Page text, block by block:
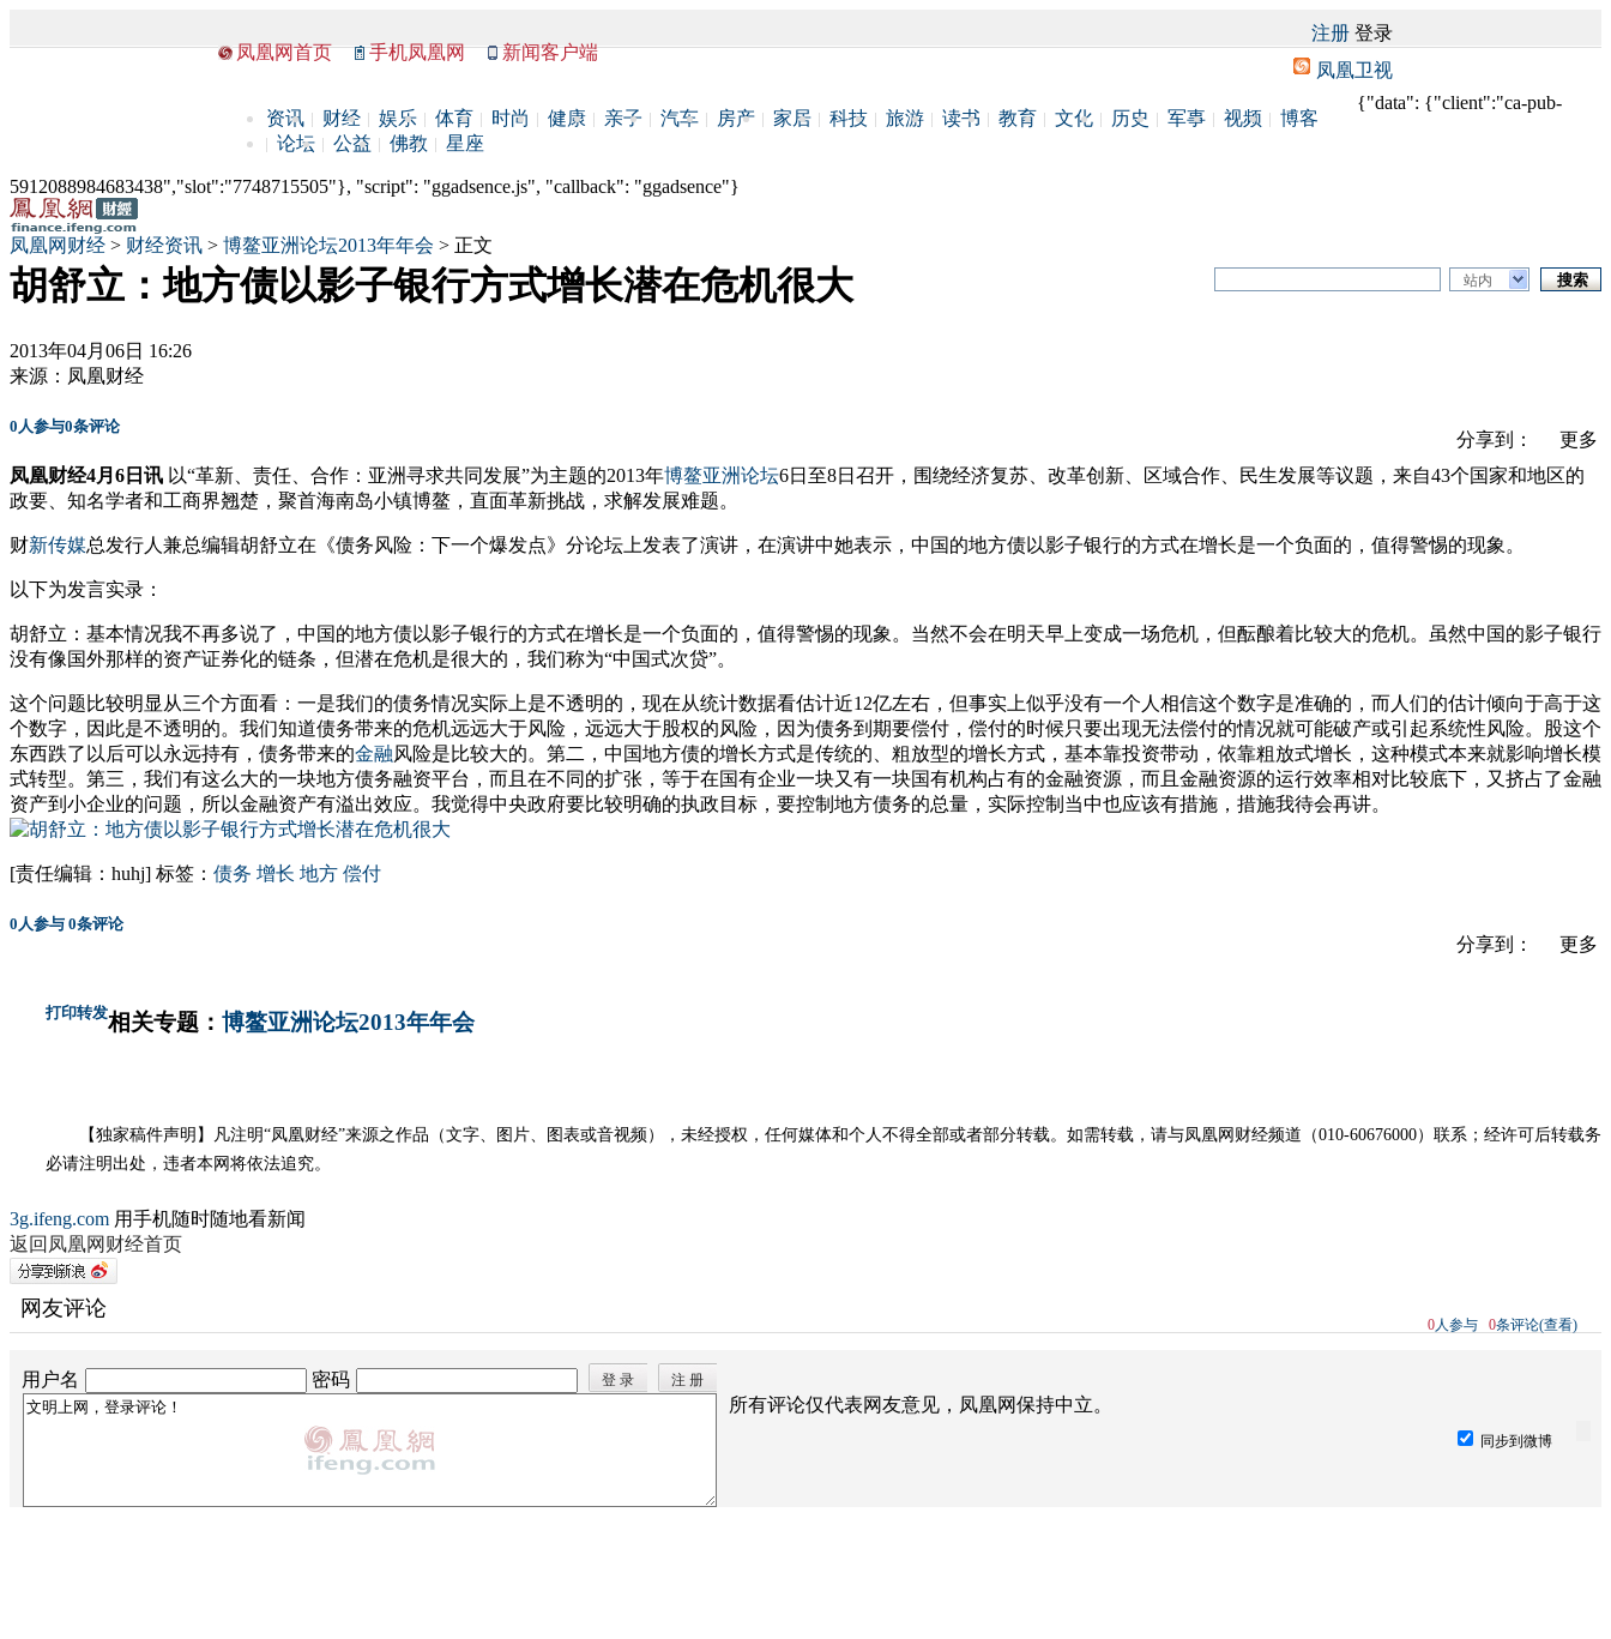
凤凰网首页 手机凤凰网 新闻客户端
注册 登录
凤凰卫视
资讯 财经 娱乐 体育 时尚 健康 亲子 汽车 房产 家居 科技 旅游 读书 教育 文化 历史 军事 视频
博客
论坛
公益 佛教 星座
{"data": {"client":"ca-pub-
5912088984683438","slot":"7748715505"}, "script": "ggadsence.js", "callback": "ggadsence"}
凤凰网财经 > 财经资讯 > 博鳌亚洲论坛2013年年会 > 正文
站内
胡舒立：地方债以影子银行方式增长潜在危机很大
2013年04月06日 16:26
来源： 凤凰财经
分享到： 更多
0人参与0条评论
凤凰财经4月6日讯 以“革新、责任、合作：亚洲寻求共同发展”为主题的2013年博鳌亚洲论坛6日至8日召开，围绕经济复苏、改革创新、区域合作、民生发展等议题，来自43个国家和地区的
政要、知名学者和工商界翘楚，聚首海南岛小镇博鳌，直面革新挑战，求解发展难题。
财新传媒总发行人兼总编辑胡舒立在《债务风险：下一个爆发点》分论坛上发表了演讲，在演讲中她表示，中国的地方债以影子银行的方式在增长是一个负面的，值得警惕的现象。
以下为发言实录：
胡舒立：基本情况我不再多说了，中国的地方债以影子银行的方式在增长是一个负面的，值得警惕的现象。当然不会在明天早上变成一场危机，但酝酿着比较大的危机。虽然中国的影子银行
没有像国外那样的资产证券化的链条，但潜在危机是很大的，我们称为“中国式次贷”。
这个问题比较明显从三个方面看：一是我们的债务情况实际上是不透明的，现在从统计数据看估计近12亿左右，但事实上似乎没有一个人相信这个数字是准确的，而人们的估计倾向于高于这
个数字，因此是不透明的。我们知道债务带来的危机远远大于风险，远远大于股权的风险，因为债务到期要偿付，偿付的时候只要出现无法偿付的情况就可能破产或引起系统性风险。股这个
东西跌了以后可以永远持有，债务带来的金融风险是比较大的。第二，中国地方债的增长方式是传统的、粗放型的增长方式，基本靠投资带动，依靠粗放式增长，这种模式本来就影响增长模
式转型。第三，我们有这么大的一块地方债务融资平台，而且在不同的扩张，等于在国有企业一块又有一块国有机构占有的金融资源，而且金融资源的运行效率相对比较底下，又挤占了金融
资产到小企业的问题，所以金融资产有溢出效应。我觉得中央政府要比较明确的执政目标，要控制地方债务的总量，实际控制当中也应该有措施，措施我待会再讲。
[责任编辑：huhj] 标签： 债务 增长 地方 偿付
分享到： 更多
0人参与 0条评论
打印转发相关专题： 博鳌亚洲论坛2013年年会
【独家稿件声明】凡注明“凤凰财经”来源之作品（文字、图片、图表或音视频），未经授权，任何媒体和个人不得全部或者部分转载。如需转载，请与凤凰网财经频道（010-60676000）联系；经许可后转载务
必请注明出处，违者本网将依法追究。
3g.ifeng.com 用手机随时随地看新闻
返回凤凰网财经首页
0人参与 0条评论(查看)
网友评论
用户名 密码 登 录 注 册
所有评论仅代表网友意见，凤凰网保持中立。
同步到微博